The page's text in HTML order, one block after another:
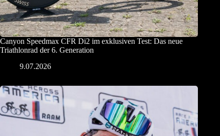
Canyon Speedmax CFR Di2 im exklusiven Test: Das neue
Triathlonrad der 6. Generation
9.07.2026